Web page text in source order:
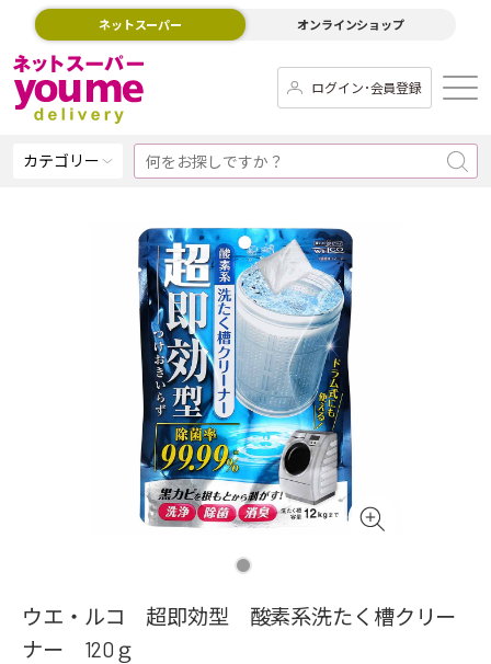
ネットスーパー オンラインショップ
ログイン･会員登録
カテゴリー
ウエ・ルコ 超即効型 酸素系洗たく槽クリー
ナー 120ｇ